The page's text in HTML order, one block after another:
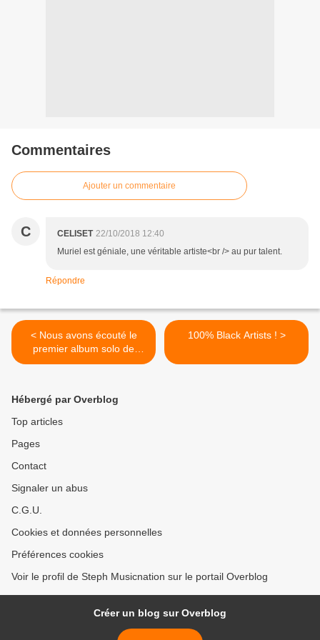
Commentaires
Ajouter un commentaire
C CELISET 22/10/2018 12:40
Muriel est géniale, une véritable artiste<br /> au pur talent.
Répondre
< Nous avons écouté le
premier album solo de
Jérémy Frérot !
100% Black Artists ! >
Hébergé par Overblog
Top articles
Pages
Contact
Signaler un abus
C.G.U.
Cookies et données personnelles
Préférences cookies
Voir le profil de Steph Musicnation sur le portail Overblog
Créer un blog sur Overblog